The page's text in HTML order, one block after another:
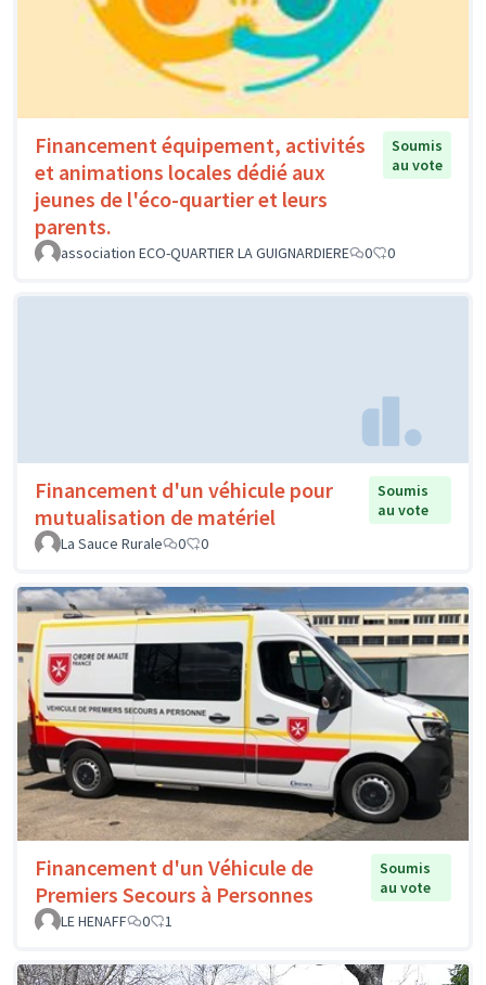
Financement équipement, activités
et animations locales dédié aux
jeunes de l'éco-quartier et leurs
parents.
Soumis
au vote
association ECO-QUARTIER LA GUIGNARDIERE 0 0
Financement d'un véhicule pour
mutualisation de matériel
Soumis
au vote
La Sauce Rurale
0 0
Financement d'un Véhicule de
Premiers Secours à Personnes
Soumis
au vote
LE HENAFF
0 1